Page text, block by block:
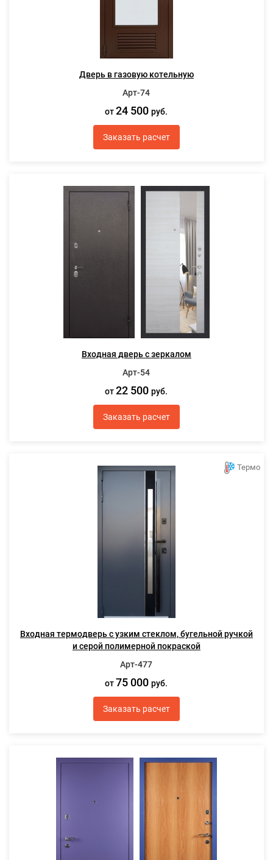
Дверь в газовую котельную
Арт-74
от24 500руб.
Заказать расчет
Входная дверь с зеркалом
Арт-54
от22 500руб.
Заказать расчет
Термо
Входная термодверь с узким стеклом, бугельной ручкой
и серой полимерной покраской
Арт-477
от 75 000руб.
Заказать расчет